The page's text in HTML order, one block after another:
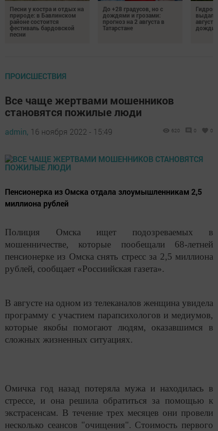
Песни у костра и отдых на
природе: в Бавлинском
районе состоится
фестиваль бардовской
песни
До +28 градусов, но с
дождями и грозами:
прогноз на 2 августа в
Татарстане
дожди,
ПРОИСШЕСТВИЯ
Все чаще жертвами мошенников
становятся пожилые люди
admin, 16 ноября 2022 - 15:49 620 0 0
Пенсионерка из Омска отдала злоумышленникам 2,5
миллиона рублей
Полиция Омска ищет подозреваемых в
мошенничестве, которые пообещали 68-летней
пенсионерке из Омска снять стресс за 2,5 миллиона
рублей, сообщает «Россиийская газета».
В августе на одном из телеканалов женщина увидела
программу с участием парапсихологов и медиумов,
которые якобы помогают людям, оказавшимся в
сложных жизненных ситуациях.
Омичка год назад потеряла мужа и находилась в
стрессе, и она решила обратиться за помощью к
экстрасенсам. В течение трех месяцев они провели
несколько сеансов "очищения". Стоимость первого